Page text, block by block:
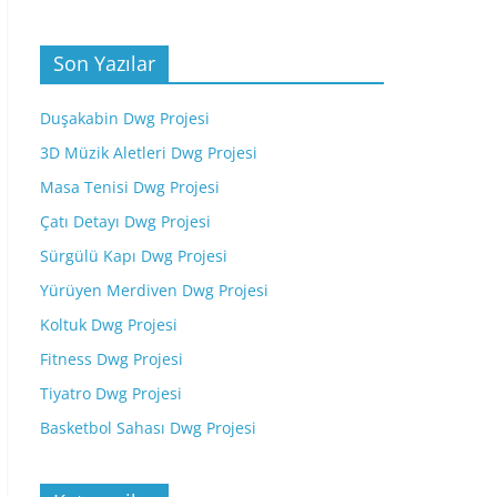
Son Yazılar
Duşakabin Dwg Projesi
3D Müzik Aletleri Dwg Projesi
Masa Tenisi Dwg Projesi
Çatı Detayı Dwg Projesi
Sürgülü Kapı Dwg Projesi
Yürüyen Merdiven Dwg Projesi
Koltuk Dwg Projesi
Fitness Dwg Projesi
Tiyatro Dwg Projesi
Basketbol Sahası Dwg Projesi